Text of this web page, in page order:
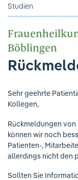
Studien
Böblingen
Sehr geehrte
Kollegen,
Rückmeldungen von
können wir noch
Patienten-,
allerdings nicht den
Sollten Sie